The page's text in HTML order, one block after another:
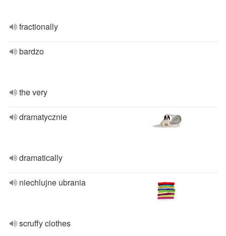
fractionally
bardzo
the very
dramatycznie
dramatically
niechlujne ubrania
scruffy clothes